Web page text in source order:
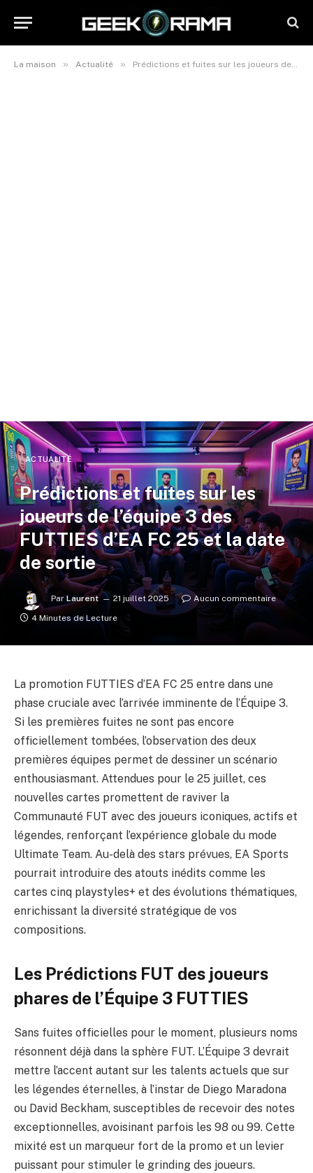
La maison » Actualité » Prédictions et fuites sur les joueurs de l’équipe 3 des FUTTIES d’EA FC 25 et la date de sortie
ACTUALITÉ
Prédictions et fuites sur les
joueurs de l’équipe 3 des
FUTTIES d’EA FC 25 et la date
de sortie
Par Laurent 21 juillet 2025
Aucun commentaire
4 Minutes de Lecture
La promotion FUTTIES d’EA FC 25 entre dans une
phase cruciale avec l’arrivée imminente de l’Équipe 3.
Si les premières fuites ne sont pas encore
officiellement tombées, l’observation des deux
premières équipes permet de dessiner un scénario
enthousiasmant. Attendues pour le 25 juillet, ces
nouvelles cartes promettent de raviver la
Communauté FUT avec des joueurs iconiques, actifs et
légendes, renforçant l’expérience globale du mode
Ultimate Team. Au-delà des stars prévues, EA Sports
pourrait introduire des atouts inédits comme les
cartes cinq playstyles+ et des évolutions thématiques,
enrichissant la diversité stratégique de vos
compositions.
Les Prédictions FUT des joueurs
phares de l’Équipe 3 FUTTIES
Sans fuites officielles pour le moment, plusieurs noms
résonnent déjà dans la sphère FUT. L’Équipe 3 devrait
mettre l’accent autant sur les talents actuels que sur
les légendes éternelles, à l’instar de Diego Maradona
ou David Beckham, susceptibles de recevoir des notes
exceptionnelles, avoisinant parfois les 98 ou 99. Cette
mixité est un marqueur fort de la promo et un levier
puissant pour stimuler le grinding des joueurs.